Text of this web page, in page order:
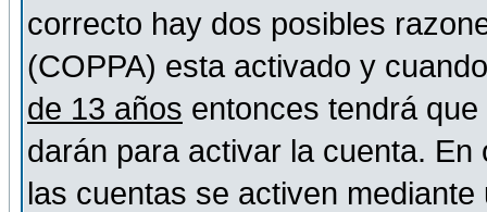
correcto hay dos posibles
(COPPA) esta activado y
de 13 años entonces tendrá
darán para activar la cuenta.
las cuentas se activen